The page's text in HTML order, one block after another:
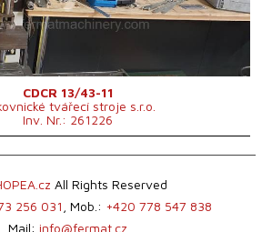
L x B x H1050x690x1400 mm
450 kg
CDCR 13/43-11
tvářecí stroje s.r.o.
Inv. Nr.: 261226
All Rights Reserved
256 031 , Mob.: +420 778 547 838
Mail: info@fermat.cz